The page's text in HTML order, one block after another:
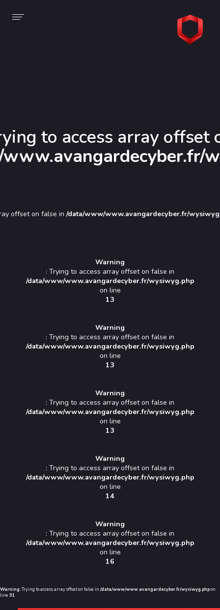
Voir la page
Privacy
to access array offset
offset on false in /data/www/www.avangardecyber.fr/
Warning
: Trying to access array offset on false in
/data/www/www.avangardecyber.fr/wysiwyg.php
on line
13
Warning
: Trying to access array offset on false in
/data/www/www.avangardecyber.fr/wysiwyg.php
on line
13
Warning
: Trying to access array offset on false in
/data/www/www.avangardecyber.fr/wysiwyg.php
on line
13
Warning
: Trying to access array offset on false in
/data/www/www.avangardecyber.fr/wysiwyg.php
on line
14
Warning
: Trying to access array offset on false in
/data/www/www.avangardecyber.fr/wysiwyg.php
on line
16
Warning: Trying to access array offset on false in /data/www/www.avangardecyber.fr/wysiwyg.phpon
line 91